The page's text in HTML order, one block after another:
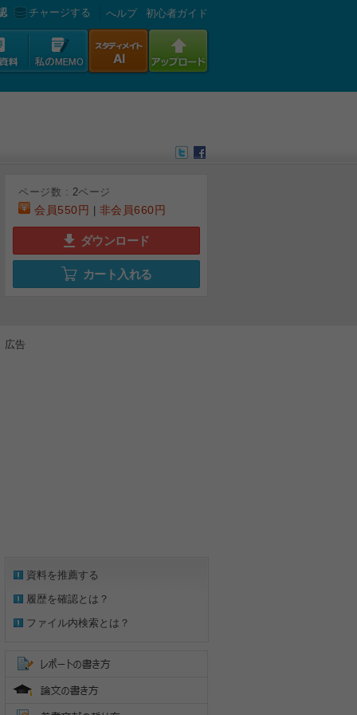
チャージする へルプ 初心者ガイド
ページ数 : 2ページ
会員550円 非会員660円
ダウンロード
カート入れる
広告
資料を推薦する
履歴を確認とは？
ファイル内検索とは？